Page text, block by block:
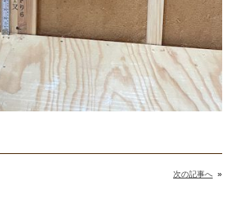
次の記事へ »